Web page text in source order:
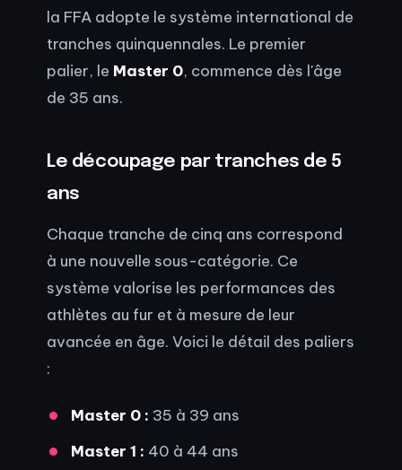
la FFA adopte le système international de
tranches quinquennales. Le premier
palier, le Master 0, commence dès l'âge
de 35 ans.
Le découpage par tranches de 5
ans
Chaque tranche de cinq ans correspond
à une nouvelle sous-catégorie. Ce
système valorise les performances des
athlètes au fur et à mesure de leur
avancée en âge. Voici le détail des paliers
:
Master 0 : 35 à 39 ans
Master 1 : 40 à 44 ans